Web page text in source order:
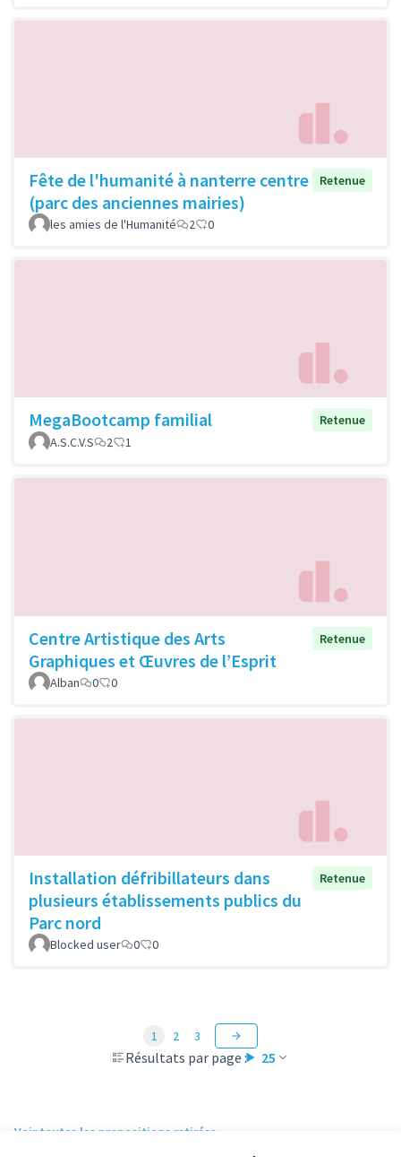
Fête de l'humanité à nanterre centre
(parc des anciennes mairies)
Retenue
les amies de l'Humanité 2 0
MegaBootcamp familial
Retenue
A.S.C.V.S
2 1
Centre Artistique des Arts
Graphiques et Œuvres de l’Esprit
Retenue
Alban 0 0
Installation défribillateurs dans
plusieurs établissements publics du
Parc nord
Retenue
Blocked user 0 0
Résultats par page : 25
1 2 3
Voir toutes les propositions retirées